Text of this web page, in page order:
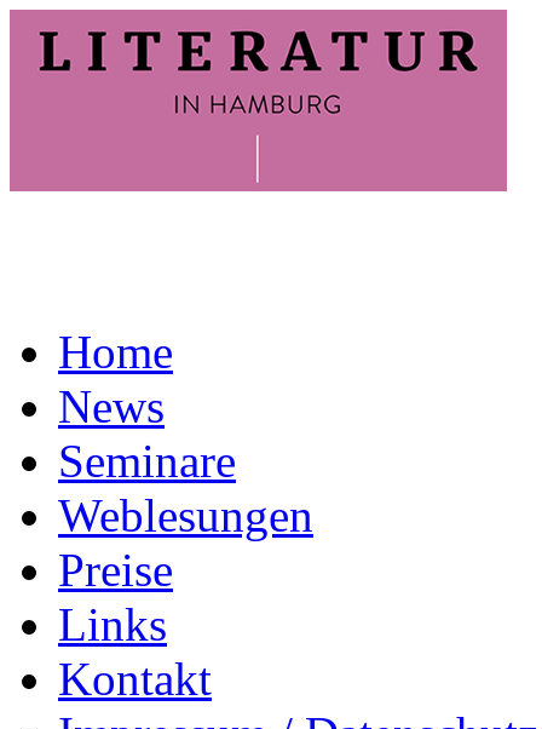
Home
News
Seminare
Weblesungen
Preise
Links
Kontakt